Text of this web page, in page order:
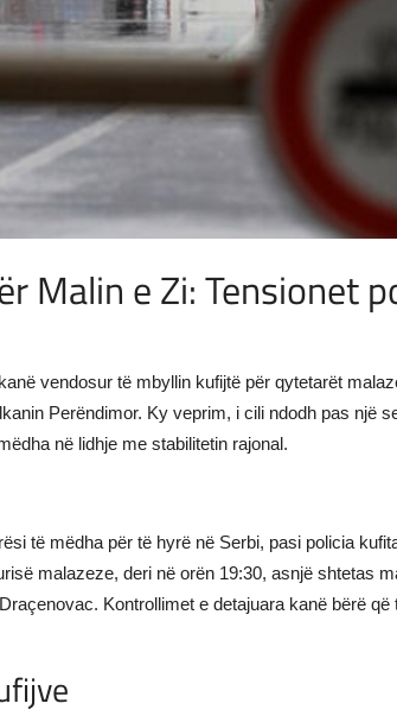
Malin e Zi: Tensionet
vendosur të mbyllin kufijtë për qytetarët
Perëndimor. Ky veprim, i cili ndodh pas një
në lidhje me stabilitetin rajonal.
të mëdha për të hyrë në Serbi, pasi policia
malazeze, deri në orën 19:30, asnjë shtetas
Kontrollimet e detajuara kanë bërë që